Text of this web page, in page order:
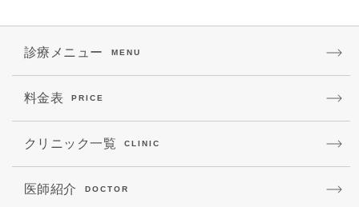
診療メニュー MENU
料金表 PRICE
クリニック一覧 CLINIC
医師紹介 DOCTOR